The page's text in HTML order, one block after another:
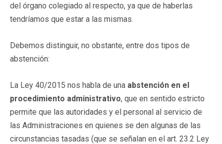
del órgano colegiado al respecto, ya que de haberlas
tendríamos que estar a las mismas.
Debemos distinguir, no obstante, entre dos tipos de
abstención:
La Ley 40/2015 nos habla de una abstención en el
procedimiento administrativo, que en sentido estricto
permite que las autoridades y el personal al servicio de
las Administraciones en quienes se den algunas de las
circunstancias tasadas (que se señalan en el art. 23.2 Ley